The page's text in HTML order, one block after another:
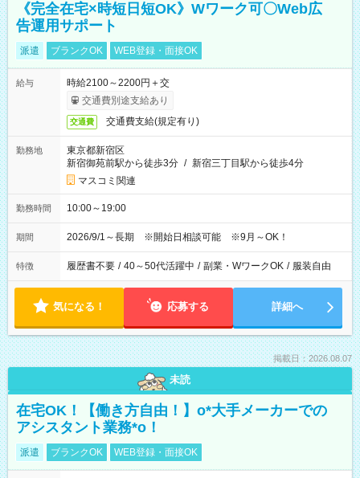
《完全在宅×時短日短OK》Wワーク可〇Web広
告運用サポート
派遣 ブランクOK WEB登録・面接OK
給与
時給2100～2200円＋交
交通費別途支給あり
交通費 交通費支給(規定有り)
勤務地
東京都新宿区
新宿御苑前駅から徒歩3分 / 新宿三丁目駅から徒歩4分
マスコミ関連
勤務時間 10:00～19:00
期間 2026/9/1～長期 ※開始日相談可能 ※9月～OK！
特徴 履歴書不要 / 40～50代活躍中 / 副業・WワークOK / 服装自由
気になる！ 応募する 詳細へ
掲載日：2026.08.07
未読
在宅OK！【働き方自由！】o*大手メーカーでの
アシスタント業務*o！
派遣 ブランクOK WEB登録・面接OK